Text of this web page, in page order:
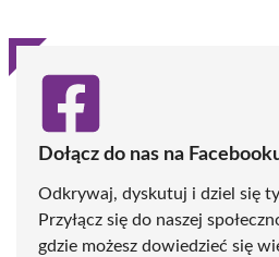
Dołącz do nas na
Odkrywaj, dyskutuj i dziel się
Przyłącz się do naszej
gdzie możesz dowiedzieć się